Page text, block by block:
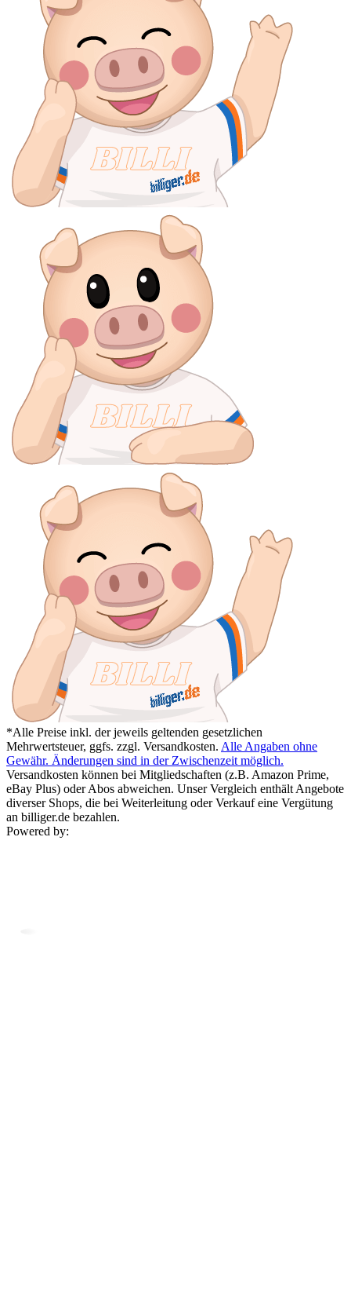
*Alle Preise inkl. der jeweils geltenden gesetzlichen
Mehrwertsteuer, ggfs. zzgl. Versandkosten. Alle Angaben ohne
Gewähr. Änderungen sind in der Zwischenzeit möglich.
Versandkosten können bei Mitgliedschaften (z.B. Amazon Prime,
eBay Plus) oder Abos abweichen. Unser Vergleich enthält Angebote
diverser Shops, die bei Weiterleitung oder Verkauf eine Vergütung
an billiger.de bezahlen.
Powered by: